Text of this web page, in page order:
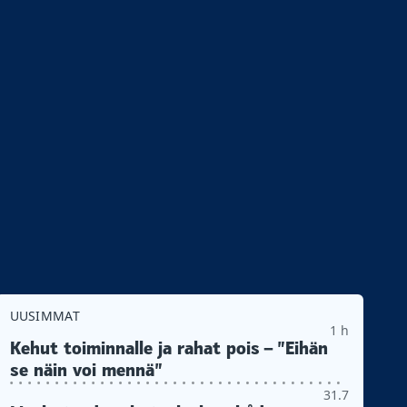
UUSIMMAT
1 h
Kehut toiminnalle ja rahat pois – ”Eihän
se näin voi mennä”
31.7